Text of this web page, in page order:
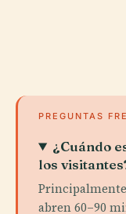
PREGUNTAS
¿Cuándo
los
abren 60–90